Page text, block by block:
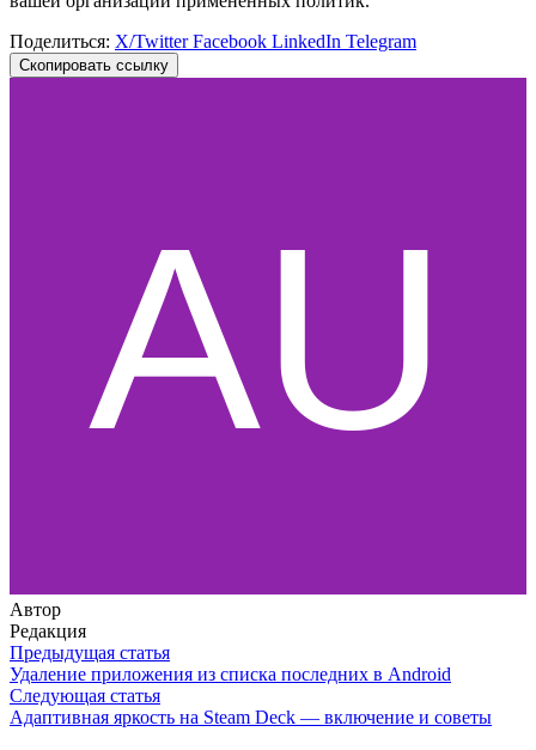
Поделиться: X/TwitterFacebook LinkedIn Telegram
Скопировать ссылку
Автор
Редакция
Предыдущая статья
Удаление приложения из списка последних в Android
Следующая статья
Адаптивная яркость на Steam Deck — включение и советы